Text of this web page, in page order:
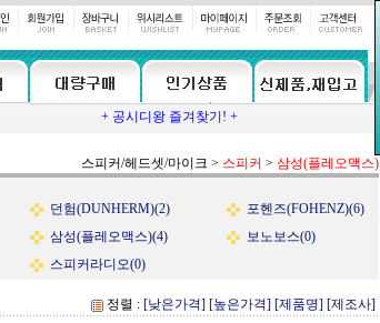
+ 공시디왕 즐겨찾기! +
스피커/헤드셋/마이크 > 스피커 > 삼성(플레오맥스)
던험(DUNHERM)(2)
포헨즈(FOHENZ)(6)
삼성(플레오맥스)(4)
보노보스(0)
스피커라디오(0)
정렬 : [낮은가격] [높은가격] [제품명] [제조사]